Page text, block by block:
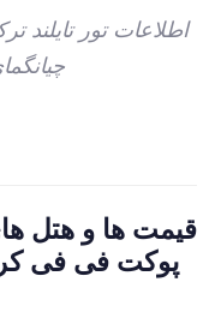
پوکت فی فی